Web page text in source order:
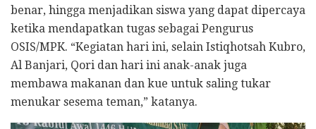
benar, hingga menjadikan siswa yang dapat dipercaya
ketika mendapatkan tugas sebagai Pengurus
OSIS/MPK. “Kegiatan hari ini, selain Istiqhotsah Kubro,
Al Banjari, Qori dan hari ini anak-anak juga
membawa makanan dan kue untuk saling tukar
menukar sesema teman,” katanya.